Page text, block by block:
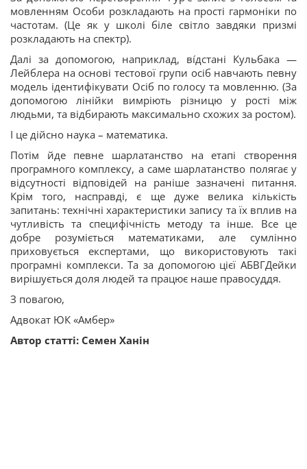
мовленням Особи розкладають на прості гармоніки по
частотам. (Це як у школі біле світло завдяки призмі
розкладають на спектр).
Далі за допомогою, наприклад, ві́дстані Кульбака —
Лейблера на основі тестової групи осіб навчають певну
модель ідентифікувати Осіб по голосу та мовленню. (За
допомогою лінійки вимріють різницю у рості між
людьми, та відбирають максимально схожих за ростом).
І це дійсно наука – математика.
Потім йде певне шарлатанство на етапі створення
програмного комплексу, а саме шарлатанство полягає у
відсутності відповідей на раніше зазначені питання.
Крім того, насправді, є ще дуже велика кількість
запитань: технічні характеристики запису та їх вплив на
чутливість та специфічність методу та інше. Все це
добре розуміється математиками, але сумлінно
приховується експертами, що використовують такі
програмні комплекси. Та за допомогою цієї АБВГДейки
вирішується доля людей та працює наше правосуддя.
З повагою,
Адвокат ЮК «Амбер»
Автор статті: Семен Ханін